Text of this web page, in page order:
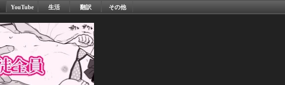
YouTube 生活 翻訳 その他